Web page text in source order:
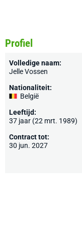
Profiel
Volledige naam:
Jelle Vossen
Nationaliteit:
België
Leeftijd:
37 jaar (22 mrt. 1989)
Contract tot:
30 jun. 2027